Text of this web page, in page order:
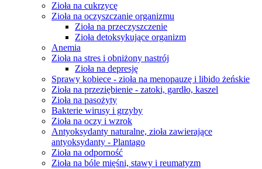
Zioła na cukrzycę
Zioła na oczyszczanie organizmu
Zioła na przeczyszczenie
Zioła detoksykujące organizm
Anemia
Zioła na stres i obniżony nastrój
Zioła na depresję
Sprawy kobiece - zioła na menopauzę i libido żeńskie
Zioła na przeziębienie - zatoki, gardło, kaszel
Zioła na pasożyty
Bakterie wirusy i grzyby
Zioła na oczy i wzrok
Antyoksydanty naturalne, zioła zawierające
antyoksydanty - Plantago
Zioła na odporność
Zioła na bóle mięśni, stawy i reumatyzm